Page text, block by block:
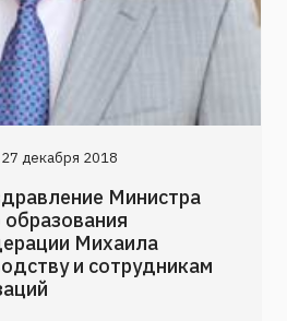
27 декабря 2018
Министра
Михаила
и сотрудникам